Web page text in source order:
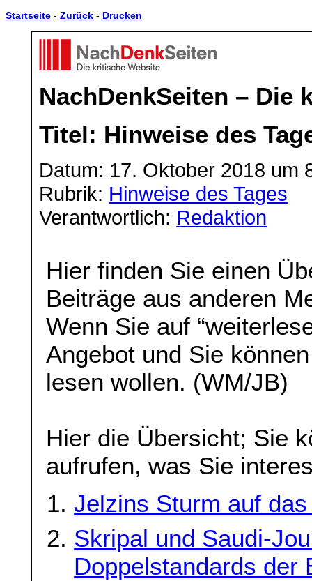
Startseite - Zurück - Drucken
NachDenkSeiten – Die
Titel: Hinweise des
Datum: 17. Oktober 2018 um
Rubrik: Hinweise des Tages
Verantwortlich: Redaktion
Hier finden Sie einen
Beiträge aus anderen
Wenn Sie auf
Angebot und Sie
lesen wollen. (WM/JB)
Hier die Übersicht; Sie
aufrufen, was Sie
Jelzins Sturm auf
Skripal und Saudi-
Doppelstandards der